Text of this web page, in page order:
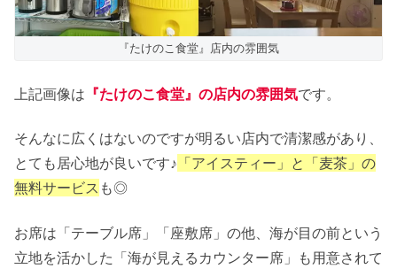
『たけのこ食堂』店内の雰囲気
上記画像は 『たけのこ食堂』の店内の雰囲気です。
そんなに広くはないのですが明るい店内で清潔感があり、
とても居心地が良いです♪ 「アイスティー」と「麦茶」の
無料サービス も◎
お席は「テーブル席」「座敷席」の他、海が目の前という
立地を活かした「海が見えるカウンター席」も用意されて